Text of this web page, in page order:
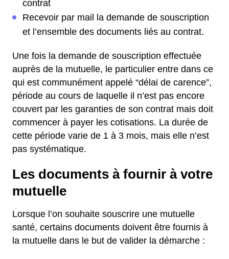
contrat
Recevoir par mail la demande de souscription
et l’ensemble des documents liés au contrat.
Une fois la demande de souscription effectuée
auprès de la mutuelle, le particulier entre dans ce
qui est communément appelé “délai de carence”,
période au cours de laquelle il n’est pas encore
couvert par les garanties de son contrat mais doit
commencer à payer les cotisations. La durée de
cette période varie de 1 à 3 mois, mais elle n’est
pas systématique.
Les documents à fournir à votre
mutuelle
Lorsque l’on souhaite souscrire une mutuelle
santé, certains documents doivent être fournis à
la mutuelle dans le but de valider la démarche :